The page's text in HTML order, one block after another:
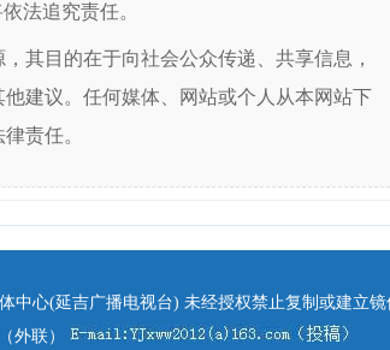
法追究责任。
其目的在于向社会公众传递、共享信息，
建议。任何媒体、网站或个人从本网站下
责任。
中心(延吉广播电视台) 未经授权禁止复制或建立镜
外联）